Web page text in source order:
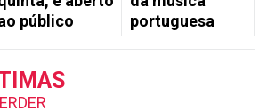
público
portuguesa